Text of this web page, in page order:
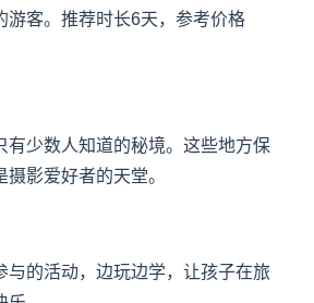
游客。推荐时长6天，参考价格
有少数人知道的秘境。这些地方保
影爱好者的天堂。
与的活动，边玩边学，让孩子在旅